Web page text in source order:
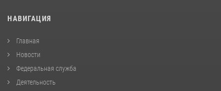
НАВИГАЦИЯ
Главная
Новости
Федеральная служба
Деятельность